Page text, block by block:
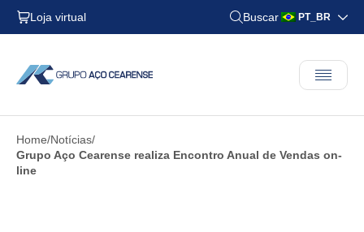
Loja virtual Buscar PT_BR
Home Notícias
Grupo Aço Cearense realiza Encontro Anual de Vendas on-
line